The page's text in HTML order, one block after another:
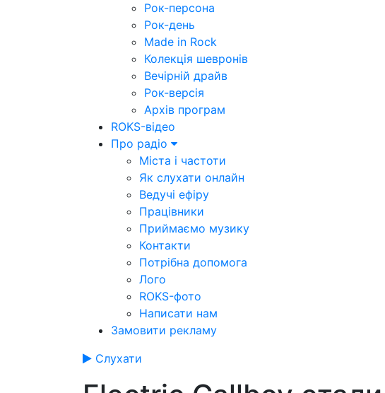
Рок-персона
Рок-день
Made in Rock
Колекція шевронів
Вечірній драйв
Рок-версія
Архів програм
ROKS-відео
Про радіо
Міста і частоти
Як слухати онлайн
Ведучі ефіру
Працівники
Приймаємо музику
Контакти
Потрібна допомога
Лого
ROKS-фото
Написати нам
Замовити рекламу
Слухати